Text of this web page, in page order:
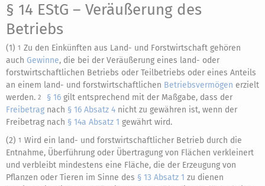
§ 14 EStG – Veräußerung des
Betriebs
(1) 1 Zu den Einkünften aus Land- und Forstwirtschaft gehören
auch Gewinne, die bei der Veräußerung eines land- oder
forstwirtschaftlichen Betriebs oder Teilbetriebs oder eines Anteils
an einem land- und forstwirtschaftlichen Betriebsvermögen erzielt
werden. 2 § 16 gilt entsprechend mit der Maßgabe, dass der
Freibetrag nach § 16 Absatz 4 nicht zu gewähren ist, wenn der
Freibetrag nach § 14a Absatz 1 gewährt wird.
(2) 1 Wird ein land- und forstwirtschaftlicher Betrieb durch die
Entnahme, Überführung oder Übertragung von Flächen verkleinert
und verbleibt mindestens eine Fläche, die der Erzeugung von
Pflanzen oder Tieren im Sinne des § 13 Absatz 1 zu dienen